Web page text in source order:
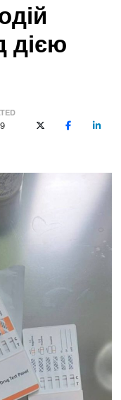
дією
X (Twitter)Facebook